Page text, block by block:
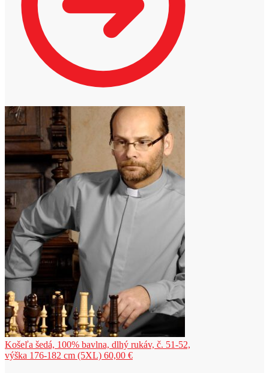
Košeľa šedá, 100% bavlna, dlhý rukáv, č. 51-52,
výška 176-182 cm (5XL) 60,00 €